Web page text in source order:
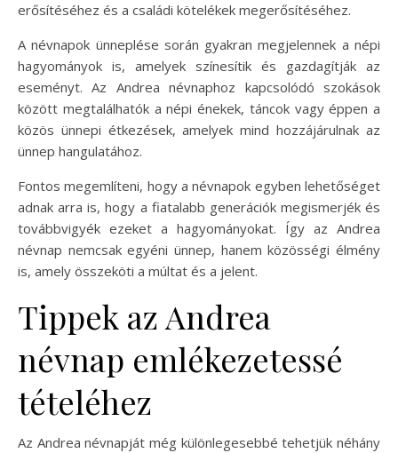
erősítéséhez és a családi kötelékek megerősítéséhez.
A névnapok ünneplése során gyakran megjelennek a népi
hagyományok is, amelyek színesítik és gazdagítják az
eseményt. Az Andrea névnaphoz kapcsolódó szokások
között megtalálhatók a népi énekek, táncok vagy éppen a
közös ünnepi étkezések, amelyek mind hozzájárulnak az
ünnep hangulatához.
Fontos megemlíteni, hogy a névnapok egyben lehetőséget
adnak arra is, hogy a fiatalabb generációk megismerjék és
továbbvigyék ezeket a hagyományokat. Így az Andrea
névnap nemcsak egyéni ünnep, hanem közösségi élmény
is, amely összeköti a múltat és a jelent.
Tippek az Andrea
névnap emlékezetessé
tételéhez
Az Andrea névnapját még különlegesebbé tehetjük néhány